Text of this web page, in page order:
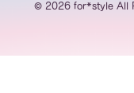
© 2026 for*style All